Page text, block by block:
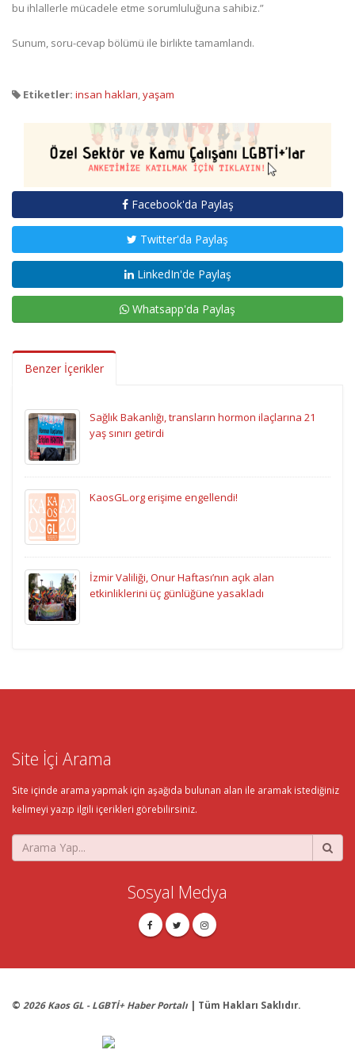
bu ihlallerle mücadele etme sorumluluğuna sahibiz.”
Sunum, soru-cevap bölümü ile birlikte tamamlandı.
Etiketler: insan hakları,yaşam
Facebook'da Paylaş
Twitter'da Paylaş
LinkedIn'de Paylaş
Whatsapp'da Paylaş
Benzer İçerikler
Sağlık Bakanlığı, transların hormon ilaçlarına 21
yaş sınırı getirdi
KaosGL.org erişime engellendi!
İzmir Valiliği, Onur Haftası’nın açık alan
etkinliklerini üç günlüğüne yasakladı
Site İçi Arama
Site içinde arama yapmak için aşağıda bulunan alan ile aramak istediğiniz
kelimeyi yazıp ilgili içerikleri görebilirsiniz.
Sosyal Medya
© 2026 Kaos GL - LGBTİ+ Haber Portalı | Tüm Hakları Saklıdır.